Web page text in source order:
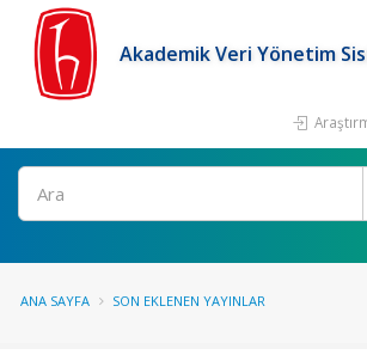
Akademik Veri Yönetim
Ara
ANA SAYFA SON EKLENEN YAYINLAR